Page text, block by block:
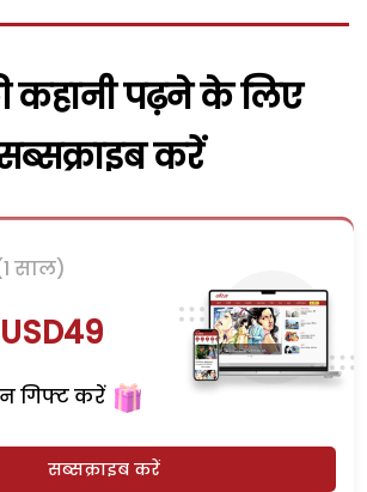
पढ़ने के लिए
करें
साल)
USD49
गिफ्ट करें
सब्सक्राइब करें